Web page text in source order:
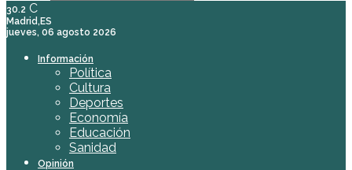
30.2 C
Madrid,ES
jueves, 06 agosto 2026
Información
Política
Cultura
Deportes
Economía
Educación
Sanidad
Opinión